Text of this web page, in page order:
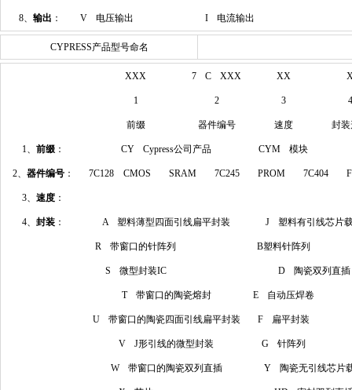
8、 输出 ： V 电压输出 I 电流输出
CYPRESS产品型号命名
XXX 7 C XXX XX
1 2 3 4
前缀 器件编号 速度 封
1、 前缀 ： CY Cypress公司产品 CYM 模块
2、 器件编号 ： 7C128 CMOS SRAM 7C245 PROM 7C404
3、 速度 ：
4、 封装 ： A 塑料薄型四面引线扁平封装 J 塑料有引线芯片
R 带窗口的针阵列 B塑料针阵列
S 微型封装IC D 陶瓷双列直插
T 带窗口的陶瓷熔封 E 自动压焊卷
U 带窗口的陶瓷四面引线扁平封装 F 扁平封装
V J形引线的微型封装 G 针阵列
W 带窗口的陶瓷双列直插 Y 陶瓷无引线芯片